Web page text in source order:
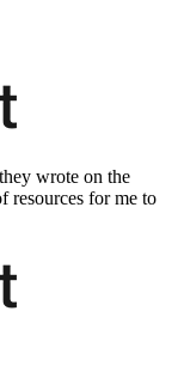
wrote on the
resources for me to